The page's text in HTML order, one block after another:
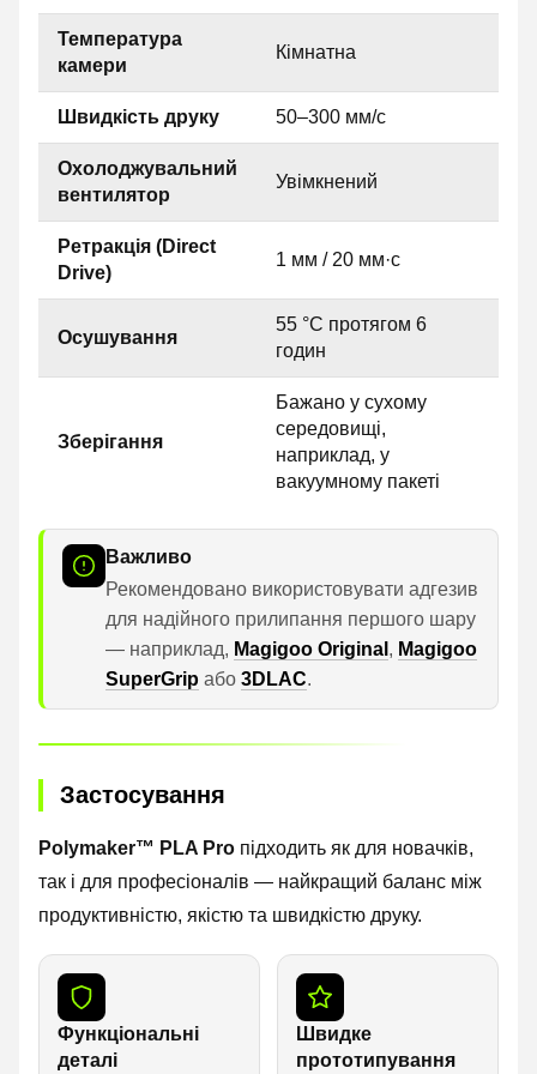
Температура
камери
Кімнатна
Швидкість друку 50–300 мм/с
Охолоджувальний
вентилятор
Увімкнений
Ретракція (Direct
Drive)
1 мм / 20 мм·с
Осушування
55 °C протягом 6
годин
Зберігання
Бажано у сухому
середовищі,
наприклад, у
вакуумному пакеті
Важливо
Рекомендовано використовувати адгезив
для надійного прилипання першого шару
— наприклад, Magigoo Original , Magigoo
SuperGrip або 3DLAC.
Застосування
Polymaker™ PLA Pro підходить як для новачків,
так і для професіоналів — найкращий баланс між
продуктивністю, якістю та швидкістю друку.
Функціональні
деталі
Швидке
прототипування